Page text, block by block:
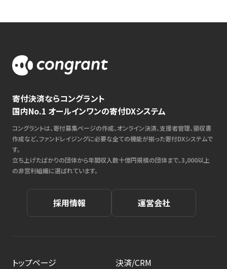
寄付決済ならコングラント
国内No.1 オールインワンの寄付DXシステム
コングラントは、寄付募集ページの作成、オンライン決済、支援者管理、領収書
作成など、ファンドレイジングに必要な全ての機能が揃った寄付DXシステムで
す。
立ち上げたばかりの団体から年間収入数十億円規模の団体まで、3,000以上
の非営利組織に選ばれています。
採用情報 運営会社
トップページ
決済/CRM